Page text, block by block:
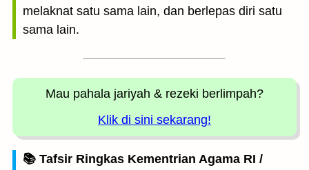
melaknat satu sama lain, dan berlepas diri satu
sama lain.
Mau pahala jariyah & rezeki berlimpah?
Klik di sini sekarang!
📚 Tafsir Ringkas Kementrian Agama RI /